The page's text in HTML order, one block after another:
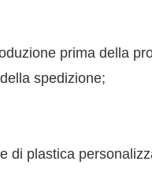
prima della
spedizione;
di plastica